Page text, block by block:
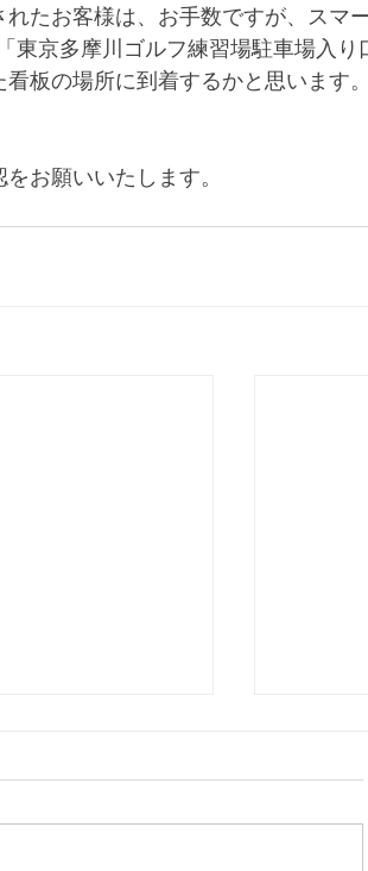
たお客様は、お手数ですが、スマ
東京多摩川ゴルフ練習場駐車場入り
板の場所に到着するかと思います
お願いいたします。